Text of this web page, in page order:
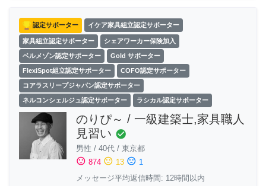
認定サポーター イケア家具組立認定サポーター
家具組立認定サポーター シェアワーカー保険加入
ベルメゾン認定サポーター Gold サポーター
FlexiSpot組立認定サポーター COFO認定サポーター
コアラスリープジャパン認定サポーター
ネルコンシェルジュ認定サポーター ラシカル認定サポーター
のりぴ～ / 一級建築士,家具職人
見習い check_circle
男性 / 40代 / 東京都
sentiment_satisfied 874 sentiment_neutral 13 sentiment_dissatisfied 1
メッセージ平均返信時間: 12時間以内